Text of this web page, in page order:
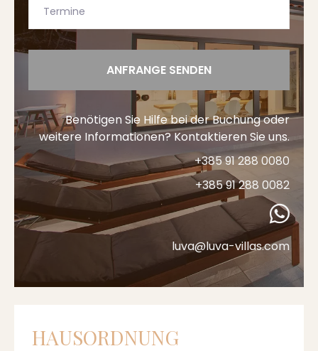
ANFRANGE SENDEN
luva@luva-villas.com
Benötigen Sie Hilfe bei der Buchung oder
weitere Informationen? Kontaktieren Sie uns.
+385 91 288 0080
+385 91 288 0082
HAUSORDNUNG